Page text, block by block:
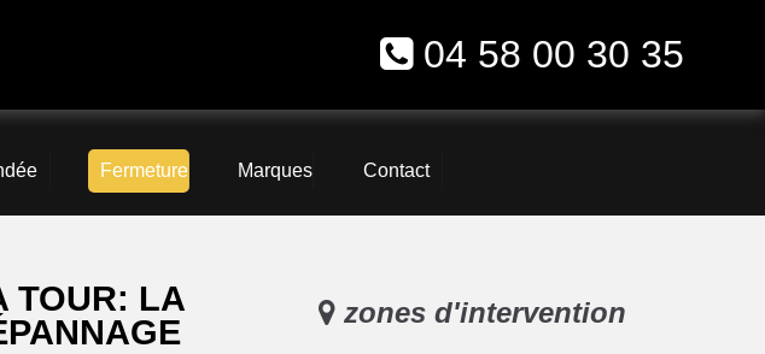
04 58 00 30 35
Fermeture Marques Contact
TOUR: LA
zones d'intervention